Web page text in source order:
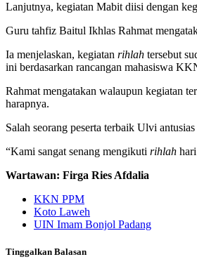
Lanjutnya, kegiatan Mabit diisi dengan
Guru tahfiz Baitul Ikhlas Rahmat
Ia menjelaskan, kegiatan rihlah tersebut
ini berdasarkan rancangan mahasiswa
Rahmat mengatakan walaupun kegiatan
harapnya.
Salah seorang peserta terbaik Ulvi
“Kami sangat senang mengikuti rihlah
Wartawan: Firga Ries Afdalia
KKN PPM
Koto Laweh
UIN Imam Bonjol Padang
Tinggalkan Balasan